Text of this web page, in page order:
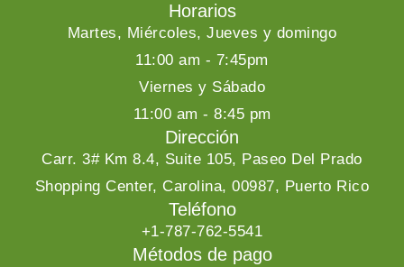
Horarios
Martes, Miércoles, Jueves y domingo
11:00 am - 7:45pm
Viernes y Sábado
11:00 am - 8:45 pm
Dirección
Carr. 3# Km 8.4, Suite 105, Paseo Del Prado
Shopping Center, Carolina, 00987, Puerto Rico
Teléfono
+1-787-762-5541
Métodos de pago